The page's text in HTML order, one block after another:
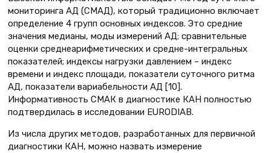
мониторинга АД (СМАД), который традиционно включает
определение 4 групп основных индексов. Это средние
значения медианы, моды измерений АД; сравнительные
оценки среднеарифметических и средне-интегральных
показателей; индексы нагрузки давлением – индекс
времени и индекс площади, показатели суточного ритма
АД, показатели вариабельности АД [10].
Информативность СМАК в диагностике КАН полностью
подтвердилась в исследовании EURODIAB.
Из числа других методов, разработанных для первичной
диагностики КАН, можно назвать измерение